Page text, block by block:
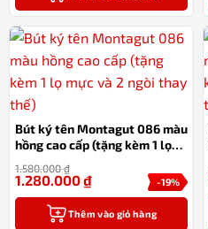
Bút ký tên Montagut 086 màu
hồng cao cấp (tặng kèm 1 lọ
1.580.000₫
-19%
1.280.000₫
Thêm vào giỏ hàng